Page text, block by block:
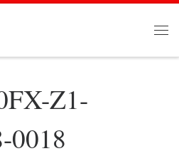
Z1-
0018